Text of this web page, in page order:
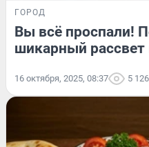
ГОРОД
Вы всё проспали!
шикарный
16 октября, 2025, 08:37 5 126